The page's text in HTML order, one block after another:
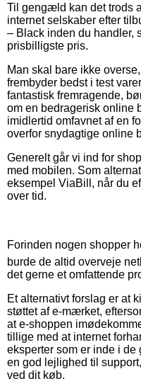
Til gengæld kan det trods
internet selskaber efter
– Black inden du handler,
prisbilligste pris.
Man skal bare ikke
frembyder bedst i test
fantastisk fremragende,
om en bedragerisk online
imidlertid omfavnet af en
overfor snydagtige online
Generelt går vi ind for
med mobilen. Som
eksempel ViaBill, når du
over tid.
Forinden nogen shopper
burde de altid overveje
det gerne et omfattende
Et alternativt forslag er at
støttet af e-mærket,
at e-shoppen
tillige med at internet
eksperter som er inde i
en god lejlighed til
ved dit køb.